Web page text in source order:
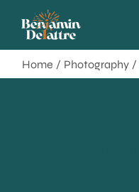
Home Photography